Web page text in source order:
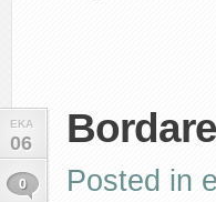
EKA
06
0 Posted in